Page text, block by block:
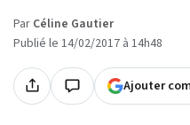
Par Céline Gautier
Publié le 14/02/2017 à 14h48
Ajouter